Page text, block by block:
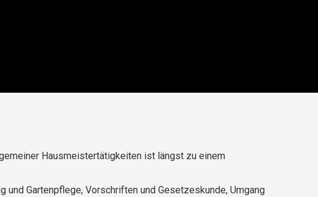
Hausmeistertätigkeiten ist längst zu einem
und Gartenpflege, Vorschriften und Gesetzeskunde, Umgang